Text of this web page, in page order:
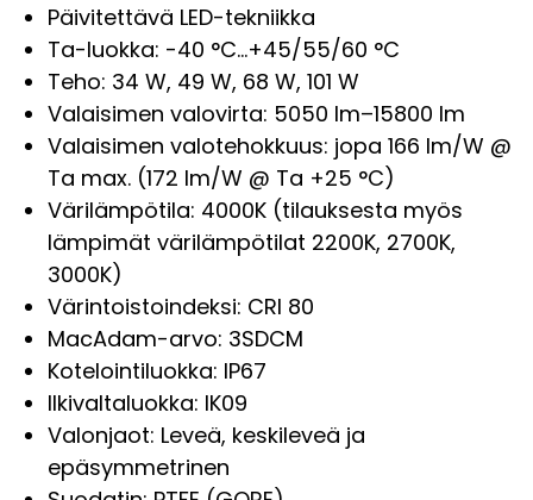
Päivitettävä LED-tekniikka
Ta-luokka: -40 °C...+45/55/60 °C
Teho: 34 W, 49 W, 68 W, 101 W
Valaisimen valovirta: 5050 lm–15800 lm
Valaisimen valotehokkuus: jopa 166 lm/W @
Ta max. (172 lm/W @ Ta +25 °C)
Värilämpötila: 4000K (tilauksesta myös
lämpimät värilämpötilat 2200K, 2700K,
3000K)
Värintoistoindeksi: CRI 80
MacAdam-arvo: 3SDCM
Kotelointiluokka: IP67
Ilkivaltaluokka: IK09
Valonjaot: Leveä, keskileveä ja
epäsymmetrinen